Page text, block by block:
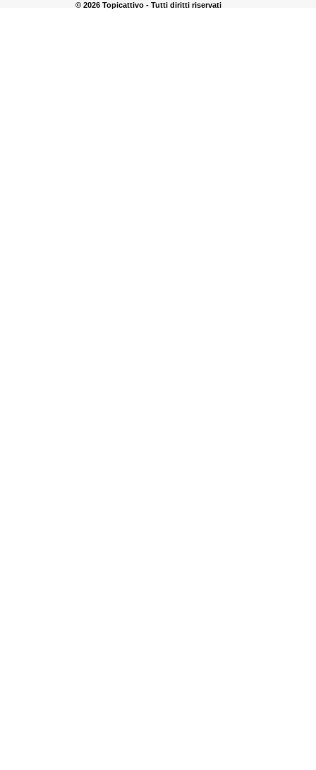
© 2026 Topicattivo - Tutti diritti riservati